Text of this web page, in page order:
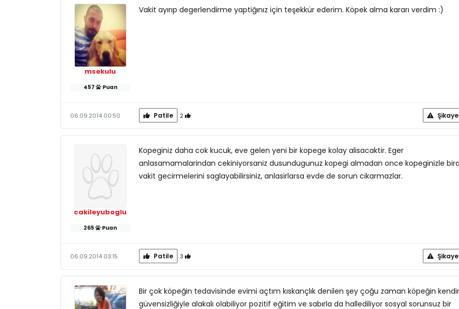
msekulu
457 Puan
Vakit ayırıp degerlendirme yaptiğınız için teşekkür ederim. Köpek alma kararı verdim :)
06.09.2014 00:50 Patile 2
cakileyuboglu
265 Puan
Kopeginiz daha cok kucuk, eve gelen yeni bir kopege kolay alisacaktir. Eger
anlasamamalarindan cekiniyorsaniz dusundugunuz kopegi almadan once kopeginizle
vakit gecirmelerini saglayabilirsiniz, anlasirlarsa evde de sorun cikarmazlar.
06.09.2014 03:15 Patile 3
Bir çok köpeğin tedavisinde evimi açtım kıskançlık denilen şey çoğu zaman köpeğin
güvensizliğiyle alakalı olabiliyor pozitif eğitim ve sabırla da hallediliyor sosyal sorunsuz bir